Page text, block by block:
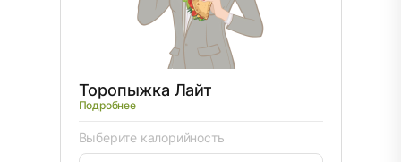
Торопыжка Лайт
Подробнее
Выберите калорийность